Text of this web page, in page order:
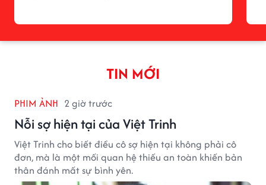
TIN MỚI
PHIM ẢNH 2 giờ trước
Nỗi sợ hiện tại của Việt Trinh
Việt Trinh cho biết điều cô sợ hiện tại không phải cô
đơn, mà là một mối quan hệ thiếu an toàn khiến bản
thân đánh mất sự bình yên.